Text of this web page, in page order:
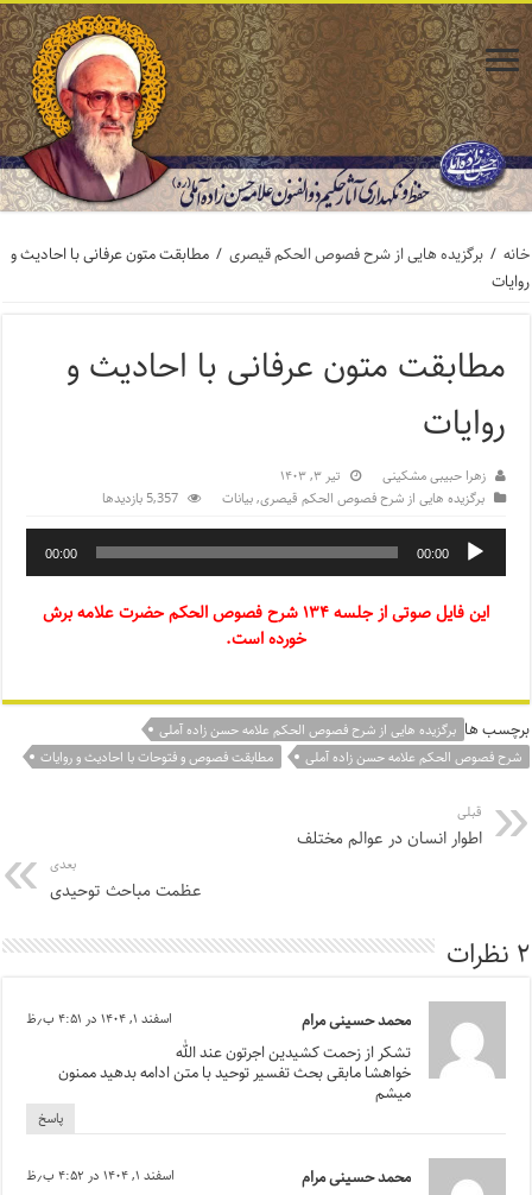
خانه / برگزیده هایی از شرح فصوص الحکم قیصری / مطابقت متون عرفانی با احادیث و
روایات
مطابقت متون عرفانی با احادیث و
روایات
زهرا حبیبی مشکینی
تیر ۳, ۱۴۰۳
برگزیده هایی از شرح فصوص الحکم قیصری,بیانات 5,357 بازدیدها
00:00
00:00
این فایل صوتی از جلسه ۱۳۴ شرح فصوص الحکم حضرت علامه برش
خورده است.
برچسب ها برگزیده هایی از شرح فصوص الحکم علامه حسن زاده آملی
شرح فصوص الحکم علامه حسن زاده آملی
مطابقت فصوص و فتوحات با احادیث و روایات
قبلی
اطوار انسان در عوالم مختلف
بعدی
عظمت مباحث توحیدی
۲ نظرات
محمد حسینی مرام اسفند ۱, ۱۴۰۴ در ۴:۵۱ ب٫ظ
تشکر از زحمت کشیدین اجرتون عند الله
خواهشا مابقی بحث تفسیر توحید با متن ادامه بدهید ممنون
میشم
پاسخ
محمد حسینی مرام اسفند ۱, ۱۴۰۴ در ۴:۵۲ ب٫ظ